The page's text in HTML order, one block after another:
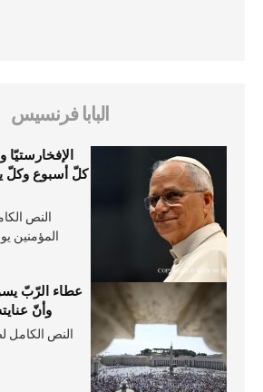
البابا فرنسيس
كلّ أسبوع وكلّ
النص
المؤمنين يوم
عطاء الرّبّ
وأنّ
النص الكامل